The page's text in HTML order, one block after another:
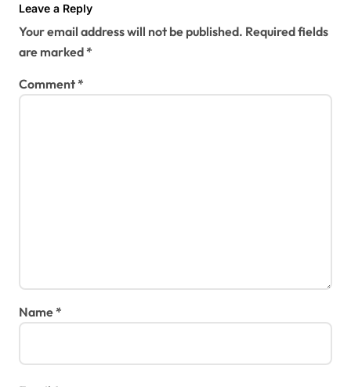
t
i
n
Leave a Reply
Your email address will not be published. Required fields
are marked*
Comment*
Name*